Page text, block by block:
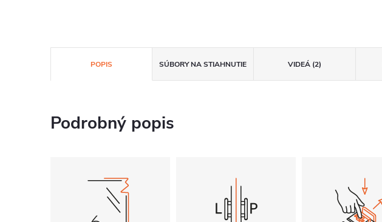
POPIS SÚBORY NA STIAHNUTIE VIDEÁ (2)
Podrobný popis